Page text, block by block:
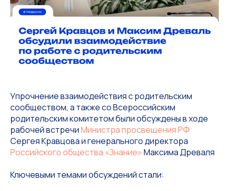
Упрочнение взаимодействия с родительским
сообществом, а также со Всероссийским
родительским комитетом были обсуждены в ходе
рабочей встречиМинистра просвещения РФ
Сергея Кравцова и генерального директора
Российского общества «Знание» Максима Древаля
Ключевыми темами обсуждений стали: